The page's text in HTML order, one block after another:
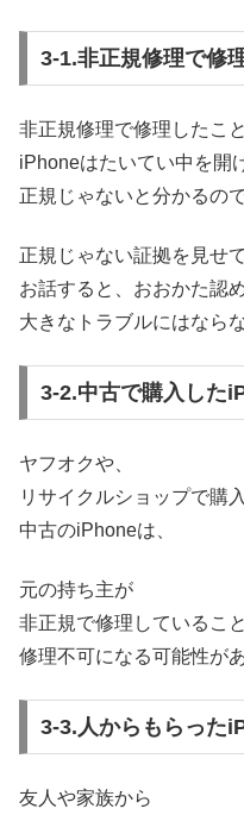
3-1.非正規修理で修
非正規修理で修理したこ
iPhoneはたいてい中を開
正規じゃないと分かるので
正規じゃない証拠を見せて
お話すると、おおかた認
大きなトラブルにはなら
3-2.中古で購入した
ヤフオクや、
リサイクルショップで購
中古のiPhoneは、
元の持ち主が
非正規で修理しているこ
修理不可になる可能性が
3-3.人からもらった
友人や家族から